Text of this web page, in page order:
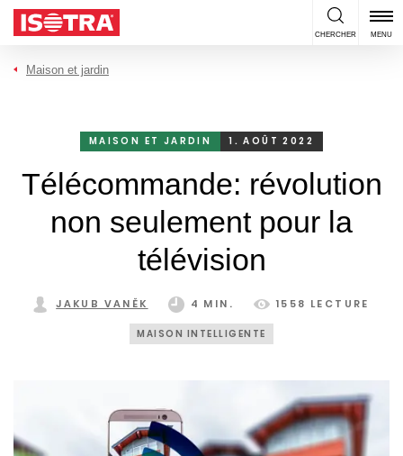
Passer au contenu
CHERCHER MENU
Maison et jardin
MAISON ET JARDIN 1. AOÛT 2022
Télécommande: révolution
non seulement pour la
télévision
JAKUB VANĚK 4 MIN. 1558 LECTURE
MAISON INTELLIGENTE